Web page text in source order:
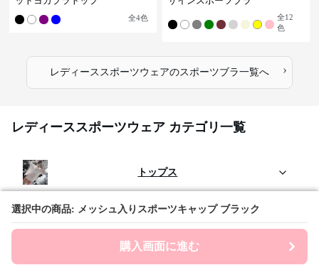
選択中の商品: メッシュ入りスポーツキャップ ブラック
購入画面に進む
選択中の商品: メッシュ入りスポーツキャップ ブラック
購入画面に進む
全4色 全12
色
レディーススポーツウェアのスポーツブラ一覧へ ›
レディーススポーツウェア カテゴリ一覧
トップス
ボトムス